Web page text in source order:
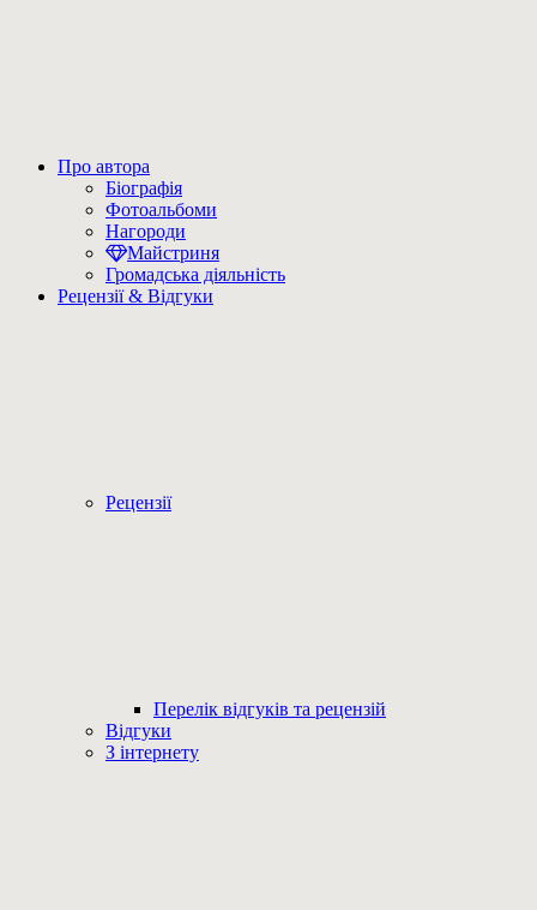
Про автора
Біографія
Фотоальбоми
Нагороди
Майстриня
Громадська діяльність
Рецензії & Відгуки
Рецензії
Перелік відгуків та рецензій
Відгуки
З інтернету